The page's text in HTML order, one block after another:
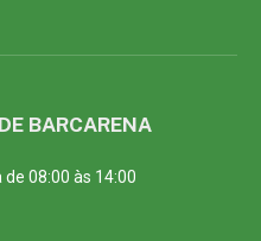
BARCARENA
08:00 às 14:00